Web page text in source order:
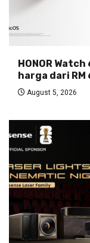
HONOR
harga dari RM
August 5, 2026